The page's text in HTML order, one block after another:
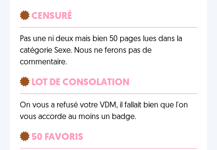
CENSURÉ
Pas une ni deux mais bien 50 pages lues dans la
catégorie Sexe. Nous ne ferons pas de
commentaire.
LOT DE CONSOLATION
On vous a refusé votre VDM, il fallait bien que l'on
vous accorde au moins un badge.
50 FAVORIS